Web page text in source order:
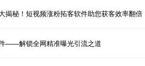
揭秘！短视频涨粉拓客软件助您获客效率翻倍
——解锁全网精准曝光引流之道